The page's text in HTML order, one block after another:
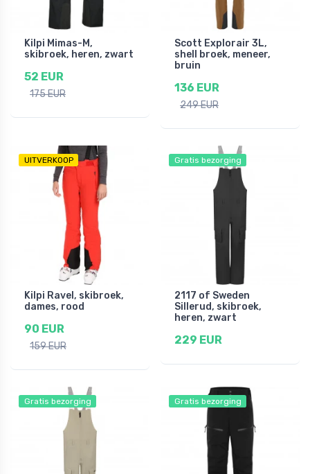
Kilpi Mimas-M,
skibroek, heren, zwart
52 EUR
175 EUR
Scott Explorair 3L,
shell broek, meneer,
bruin
136 EUR
249 EUR
UITVERKOOP
Kilpi Ravel, skibroek,
dames, rood
90 EUR
159 EUR
Gratis bezorging
2117 of Sweden
Sillerud, skibroek,
heren, zwart
229 EUR
Gratis bezorging Gratis bezorging